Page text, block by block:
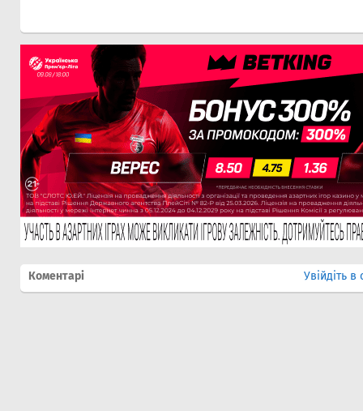
Коментарі Увійдіть в